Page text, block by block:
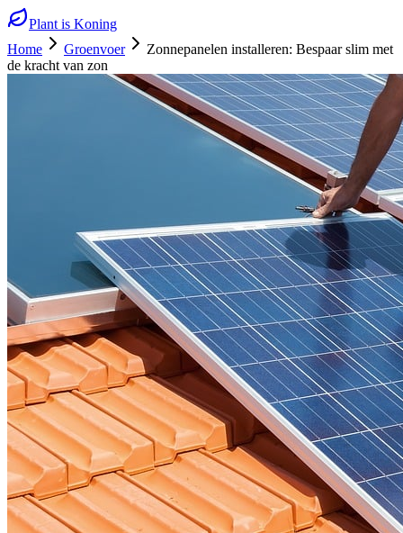
Plant is Koning
Home
Groenvoer
Zonnepanelen installeren: Bespaar slim met
de kracht van zon